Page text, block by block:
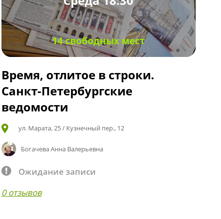
14 свободных мест
Время, отлитое в строки.
Санкт-Петербургские
ведомости
ул. Марата, 25 / Кузнечный пер., 12
Богачева Анна Валерьевна
Ожидание записи
0 отзывов